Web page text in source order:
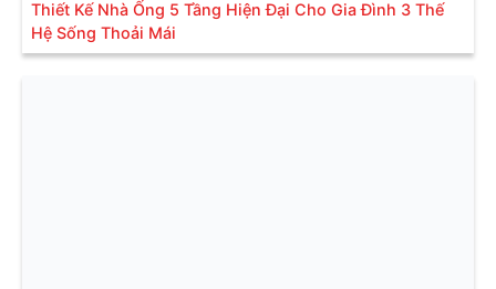
Thiết Kế Nhà Ống 5 Tầng Hiện Đại Cho Gia Đình 3 Thế
Hệ Sống Thoải Mái